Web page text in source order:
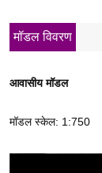
मॉडल विवरण
आवासीय मॉडल
मॉडल स्केल: 1:750